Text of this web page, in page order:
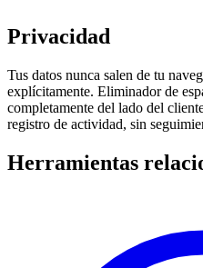
Privacidad
Tus datos nunca salen de tu
explícitamente. Eliminador de
completamente del lado del
registro de actividad, sin
Herramientas